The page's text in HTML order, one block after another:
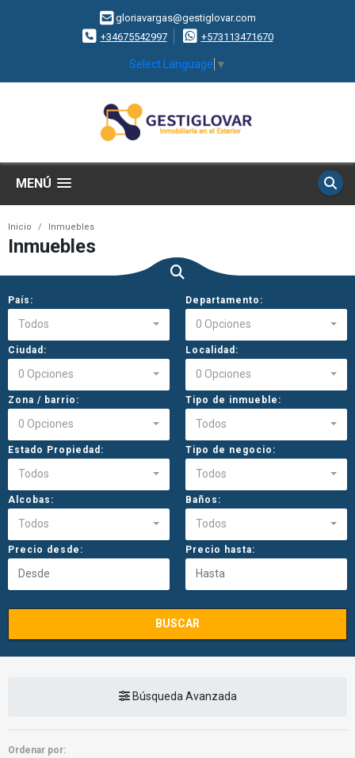
gloriavargas@gestiglovar.com
+34675542997
+573113471670
Select Language ▼
MENÚ
Inicio Inmuebles
Inmuebles
País:
Todos
Departamento:
0 Opciones
Ciudad:
0 Opciones
Localidad:
0 Opciones
Zona / barrio:
0 Opciones
Tipo de inmueble:
Todos
Estado Propiedad:
Todos
Tipo de negocio:
Todos
Alcobas:
Todos
Baños:
Todos
Precio desde: Precio hasta:
BUSCAR
Búsqueda Avanzada
Ordenar por: